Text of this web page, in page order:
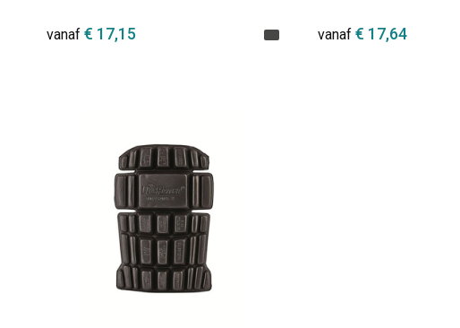
vanaf € 17,15 vanaf€ 17,64